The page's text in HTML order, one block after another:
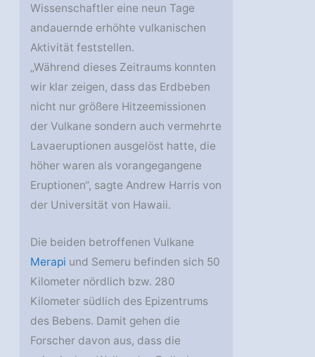
Wissenschaftler eine neun Tage
andauernde erhöhte vulkanischen
Aktivität feststellen.
„Während dieses Zeitraums konnten
wir klar zeigen, dass das Erdbeben
nicht nur größere Hitzeemissionen
der Vulkane sondern auch vermehrte
Lavaeruptionen ausgelöst hatte, die
höher waren als vorangegangene
Eruptionen“, sagte Andrew Harris von
der Universität von Hawaii.
Die beiden betroffenen Vulkane
Merapi und Semeru befinden sich 50
Kilometer nördlich bzw. 280
Kilometer südlich des Epizentrums
des Bebens. Damit gehen die
Forscher davon aus, dass die